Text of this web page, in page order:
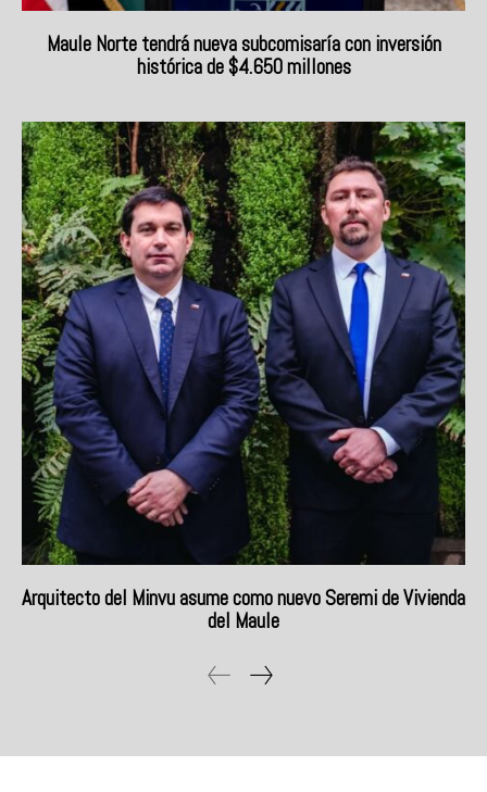
Maule Norte tendrá nueva subcomisaría con inversión
histórica de $4.650 millones
Arquitecto del Minvu asume como nuevo Seremi de Vivienda
del Maule